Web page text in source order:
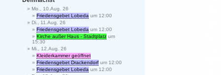
Mo., 10.Aug. 26
Friedensgebet Lobeda um 12:00
Di., 11.Aug. 26
Friedensgebet Lobeda um 12:00
Kirche außer Haus - Stadtplatz um
15:30
Mi., 12.Aug. 26
Kleiderkammer geöffnet
Friedensgebet Drackendorf um 12:00
Friedensgebet Lobeda um 12:00